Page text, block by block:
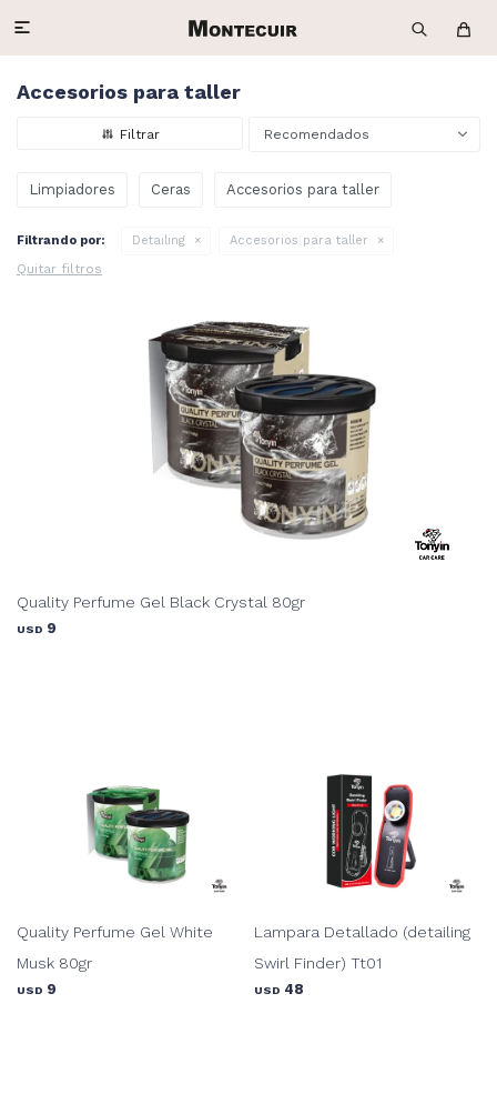

Accesorios para taller
Recomendados
Limpiadores Ceras Accesorios para taller
Filtrando por: Detailing Accesorios para taller
Quitar filtros
Quality Perfume Gel Black Crystal 80gr
USD 9
Quality Perfume Gel White
Musk 80gr
USD 9
Lampara Detallado (detailing
Swirl Finder) Tt01
USD 48